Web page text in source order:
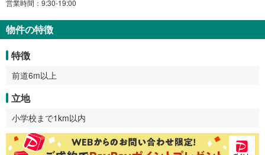
営業時間：9:30-19:00
物件の特徴
特徴
前道6m以上
立地
小学校まで1km以内